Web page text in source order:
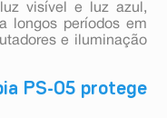
visível e luz azul,
longos períodos em
e iluminação
PS-05 protege